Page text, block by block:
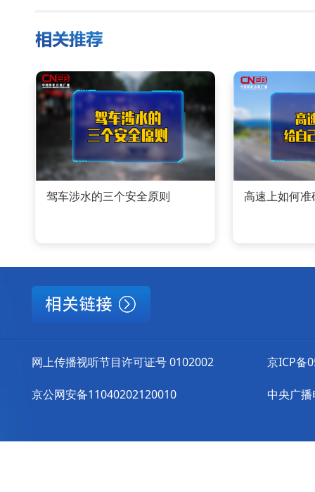
驾车涉水的三个安全原则 高速上如何
网上传播视听节目许可证号 0102002
京公网安备11040202120010
京ICP备
中央广